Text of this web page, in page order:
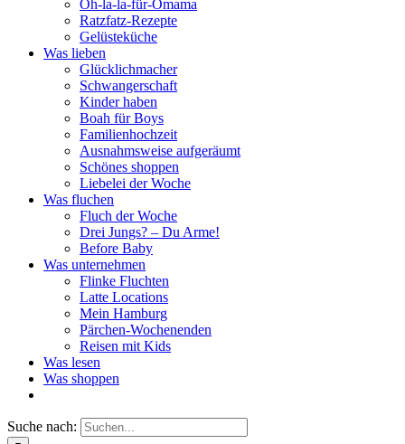
Oh-la-la-für-Omama
Ratzfatz-Rezepte
Gelüsteküche
Was lieben
Glücklichmacher
Schwangerschaft
Kinder haben
Boah für Boys
Familienhochzeit
Ausnahmsweise aufgeräumt
Schönes shoppen
Liebelei der Woche
Was fluchen
Fluch der Woche
Drei Jungs? – Du Arme!
Before Baby
Was unternehmen
Flinke Fluchten
Latte Locations
Mein Hamburg
Pärchen-Wochenenden
Reisen mit Kids
Was lesen
Was shoppen
Suche nach: